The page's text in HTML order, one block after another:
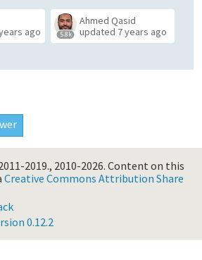
ago 5.8k
Ahmed Qasid
updated 7 years ago
2019., 2010-2026. Content on this
Creative Commons Attribution Share
0.12.2